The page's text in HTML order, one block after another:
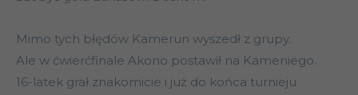
Mimo tych błędów Kamerun wyszedł z grupy.
Ale w ćwierćfinale Akono postawił na Kameniego.
16-latek grał znakomicie i już do końca turnieju